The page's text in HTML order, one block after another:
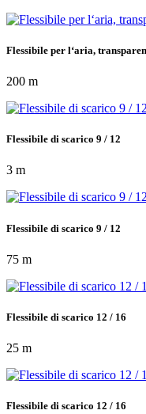
Flessibile per l‘aria,
200 m
Flessibile di scarico 9 / 12
3 m
Flessibile di scarico 9 / 12
75 m
Flessibile di scarico 12 / 16
25 m
Flessibile di scarico 12 / 16